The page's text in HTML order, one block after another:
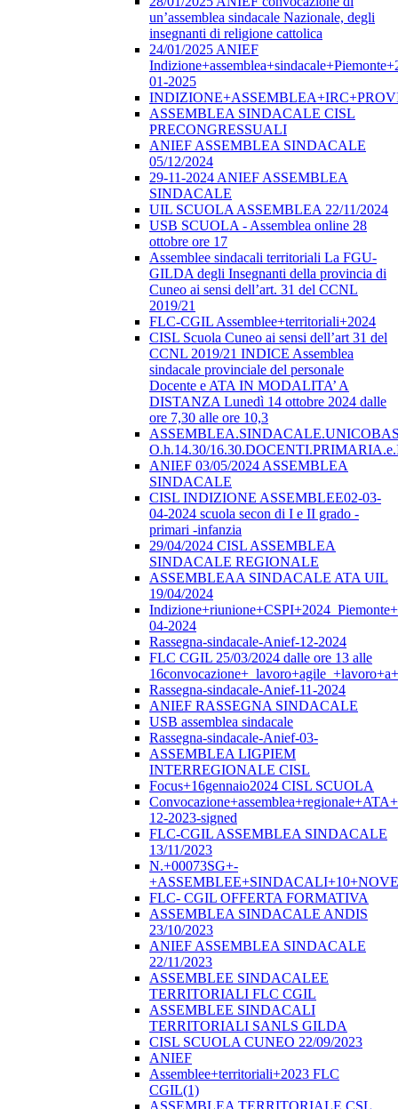
un’assemblea sindacale Nazionale, degli
insegnanti di religione cattolica
24/01/2025 ANIEF
01-2025
ASSEMBLEA SINDACALE CISL
PRECONGRESSUALI
ANIEF ASSEMBLEA SINDACALE
05/12/2024
29-11-2024 ANIEF ASSEMBLEA
SINDACALE
UIL SCUOLA ASSEMBLEA 22/11/2024
USB SCUOLA - Assemblea online 28
ottobre ore 17
Assemblee sindacali territoriali La FGU-
GILDA degli Insegnanti della provincia di
Cuneo ai sensi dell’art. 31 del CCNL
2019/21
FLC-CGIL Assemblee+territoriali+2024
CISL Scuola Cuneo ai sensi dell’art 31 del
CCNL 2019/21 INDICE Assemblea
sindacale provinciale del personale
Docente e ATA IN MODALITA’ A
DISTANZA Lunedì 14 ottobre 2024 dalle
ore 7,30 alle ore 10,3
O.h.14.30/
ANIEF 03/05/2024 ASSEMBLEA
SINDACALE
CISL INDIZIONE ASSEMBLEE02-03-
04-2024 scuola secon di I e II grado -
primari -infanzia
29/04/2024 CISL ASSEMBLEA
SINDACALE REGIONALE
ASSEMBLEAA SINDACALE ATA UIL
19/04/2024
04-2024
Rassegna-sindacale-Anief-12-2024
FLC CGIL 25/03/2024 dalle ore 13 alle
Rassegna-sindacale-Anief-11-2024
ANIEF RASSEGNA SINDACALE
USB assemblea sindacale
Rassegna-sindacale-Anief-03-
ASSEMBLEA LIGPIEM
INTERREGIONALE CISL
Focus+16gennaio2024 CISL SCUOLA
12-2023-signed
FLC-CGIL ASSEMBLEA SINDACALE
13/11/2023
N.+00073SG+-
FLC- CGIL OFFERTA FORMATIVA
ASSEMBLEA SINDACALE ANDIS
23/10/2023
ANIEF ASSEMBLEA SINDACALE
22/11/2023
ASSEMBLEE SINDACALEE
TERRITORIALI FLC CGIL
ASSEMBLEE SINDACALI
TERRITORIALI SANLS GILDA
CISL SCUOLA CUNEO 22/09/2023
ANIEF
Assemblee+territoriali+2023 FLC
CGIL(1)